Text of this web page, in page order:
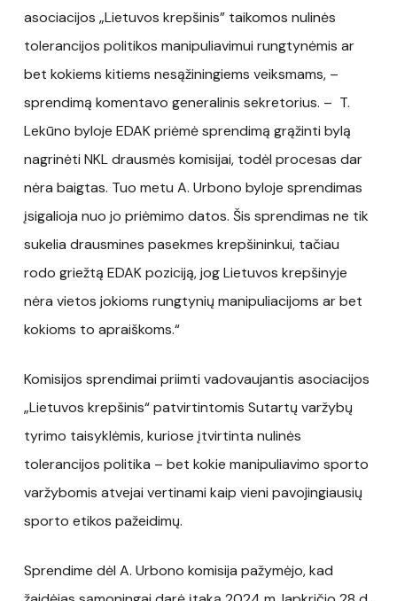
asociacijos „Lietuvos krepšinis” taikomos nulinės
tolerancijos politikos manipuliavimui rungtynėmis ar
bet kokiems kitiems nesąžiningiems veiksmams, –
sprendimą komentavo generalinis sekretorius. – T.
Lekūno byloje EDAK priėmė sprendimą grąžinti bylą
nagrinėti NKL drausmės komisijai, todėl procesas dar
nėra baigtas. Tuo metu A. Urbono byloje sprendimas
įsigalioja nuo jo priėmimo datos. Šis sprendimas ne tik
sukelia drausmines pasekmes krepšininkui, tačiau
rodo griežtą EDAK poziciją, jog Lietuvos krepšinyje
nėra vietos jokioms rungtynių manipuliacijoms ar bet
kokioms to apraiškoms.“
Komisijos sprendimai priimti vadovaujantis asociacijos
„Lietuvos krepšinis“ patvirtintomis Sutartų varžybų
tyrimo taisyklėmis, kuriose įtvirtinta nulinės
tolerancijos politika – bet kokie manipuliavimo sporto
varžybomis atvejai vertinami kaip vieni pavojingiausių
sporto etikos pažeidimų.
Sprendime dėl A. Urbono komisija pažymėjo, kad